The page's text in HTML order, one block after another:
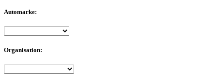
Automarke:
Organisation: